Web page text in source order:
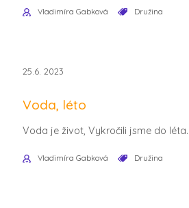
Vladimíra Gabková Družina
25.6. 2023
Voda, léto
Voda je život, Vykročili jsme do léta.
Vladimíra Gabková Družina